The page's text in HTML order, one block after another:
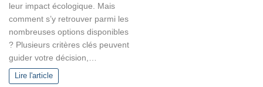
leur impact écologique. Mais
comment s’y retrouver parmi les
nombreuses options disponibles
? Plusieurs critères clés peuvent
guider votre décision,…
Lire l'article